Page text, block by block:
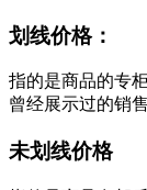
划线价格：
指的是商品的专
曾经展示过的销
未划线价格